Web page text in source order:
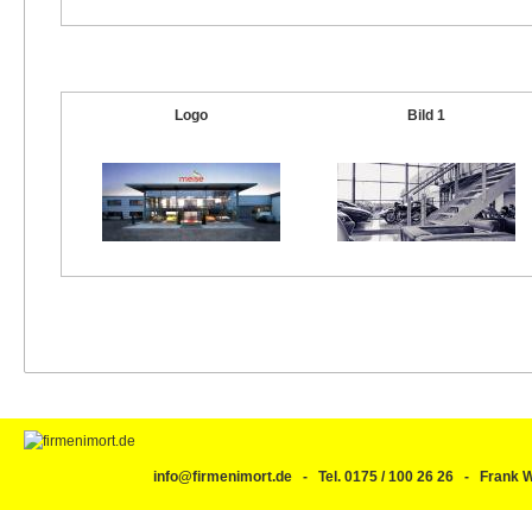
Logo Bild 1
info@firmenimort.de - Tel. 0175 / 100 26 26 -